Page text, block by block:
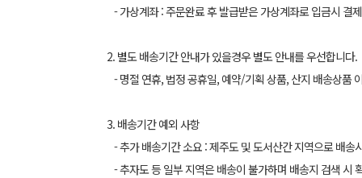
- 가상계좌 : 주문완료 후 발급받은 가상계좌로 입금시
2. 별도 배송기간 안내가 있을경우 별도 안내를 우선합니다.
- 명절 연휴, 법정 공휴일, 예약/기획 상품, 산지 배송상품
3. 배송기간 예외 사항
- 추가 배송기간 소요 : 제주도 및 도서산간 지역으로 배
- 추자도 등 일부 지역은 배송이 불가하며 배송지 검색 시